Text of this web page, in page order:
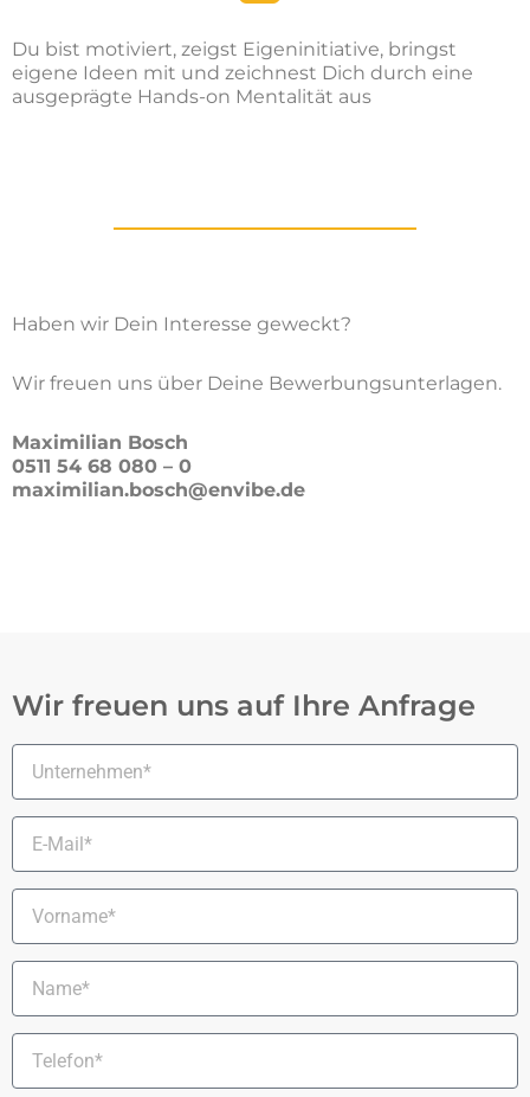
Du bist motiviert, zeigst Eigeninitiative, bringst
eigene Ideen mit und zeichnest Dich durch eine
ausgeprägte Hands-on Mentalität aus
Haben wir Dein Interesse geweckt?
Wir freuen uns über Deine Bewerbungsunterlagen.
Maximilian Bosch
0511 54 68 080 – 0
maximilian.bosch@envibe.de
Wir freuen uns auf Ihre Anfrage